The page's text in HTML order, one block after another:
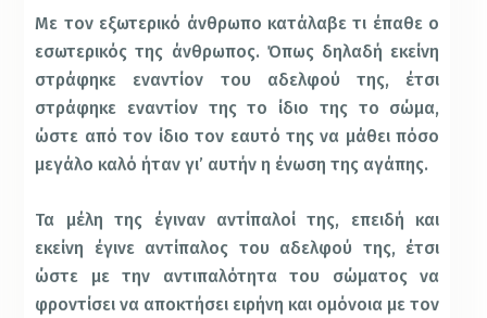
Με τον εξωτερικό άνθρωπο κατάλαβε τι έπαθε ο
εσωτερικός της άνθρωπος. Όπως δηλαδή εκείνη
στράφηκε εναντίον του αδελφού της, έτσι
στράφηκε εναντίον της το ίδιο της το σώμα,
ώστε από τον ίδιο τον εαυτό της να μάθει πόσο
μεγάλο καλό ήταν γι’ αυτήν η ένωση της αγάπης.
Τα μέλη της έγιναν αντίπαλοί της, επειδή και
εκείνη έγινε αντίπαλος του αδελφού της, έτσι
ώστε με την αντιπαλότητα του σώματος να
φροντίσει να αποκτήσει ειρήνη και ομόνοια με τον